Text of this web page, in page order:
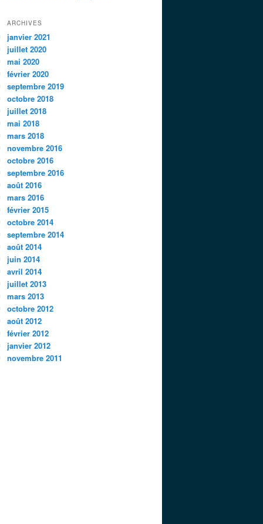
ARCHIVES
janvier 2021
juillet 2020
mai 2020
février 2020
septembre 2019
octobre 2018
juillet 2018
mai 2018
mars 2018
novembre 2016
octobre 2016
septembre 2016
août 2016
mars 2016
février 2015
octobre 2014
septembre 2014
août 2014
juin 2014
avril 2014
juillet 2013
mars 2013
octobre 2012
août 2012
février 2012
janvier 2012
novembre 2011